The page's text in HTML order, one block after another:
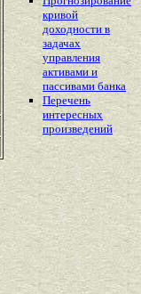
кривой
доходности в
задачах
управления
активами и
пассивами банка
Перечень
интересных
произведений